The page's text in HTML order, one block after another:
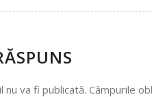
nu va fi publicată. Câmpurile